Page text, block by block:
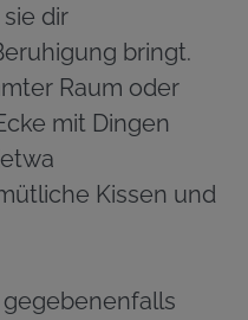
dir
bringt.
Raum oder
mit Dingen
Kissen und